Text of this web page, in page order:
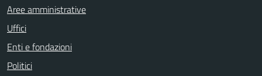
Aree amministrative
Uffici
Enti e fondazioni
Politici